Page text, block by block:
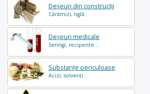
Deșeuri din construcții
Cărămizi, tiglă...
Deșeuri medicale
Seringi, recipente ...
Substanțe periculoase
Acizi, solvenți ...